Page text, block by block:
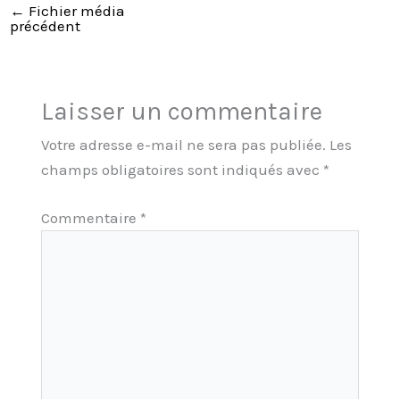
← Fichier média
précédent
Laisser un commentaire
Votre adresse e-mail ne sera pas publiée. Les
champs obligatoires sont indiqués avec *
Commentaire *